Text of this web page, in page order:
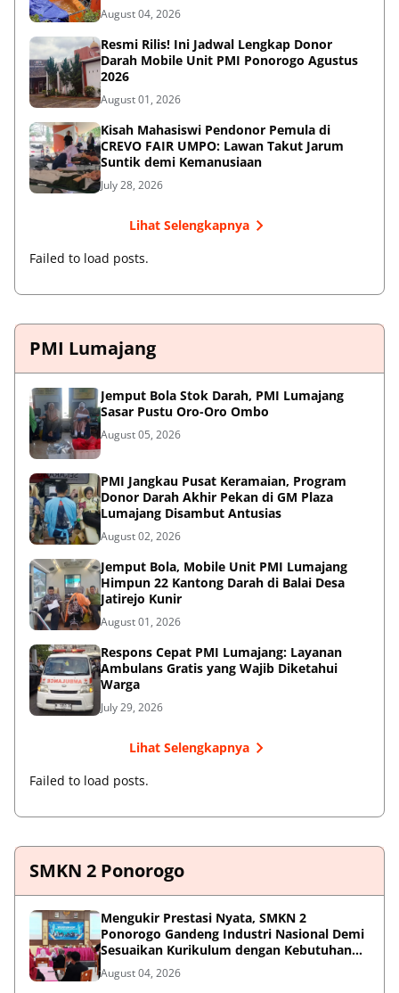
August 04, 2026
Resmi Rilis! Ini Jadwal Lengkap Donor
Darah Mobile Unit PMI Ponorogo Agustus
2026
August 01, 2026
Kisah Mahasiswi Pendonor Pemula di
CREVO FAIR UMPO: Lawan Takut Jarum
Suntik demi Kemanusiaan
July 28, 2026
Lihat Selengkapnya
Failed to load posts.
PMI Lumajang
Jemput Bola Stok Darah, PMI Lumajang
Sasar Pustu Oro-Oro Ombo
August 05, 2026
PMI Jangkau Pusat Keramaian, Program
Donor Darah Akhir Pekan di GM Plaza
Lumajang Disambut Antusias
August 02, 2026
Jemput Bola, Mobile Unit PMI Lumajang
Himpun 22 Kantong Darah di Balai Desa
Jatirejo Kunir
August 01, 2026
Respons Cepat PMI Lumajang: Layanan
Ambulans Gratis yang Wajib Diketahui
Warga
July 29, 2026
Lihat Selengkapnya
Failed to load posts.
SMKN 2 Ponorogo
Mengukir Prestasi Nyata, SMKN 2
Ponorogo Gandeng Industri Nasional Demi
Sesuaikan Kurikulum dengan Kebutuhan
Dunia Kerja
August 04, 2026